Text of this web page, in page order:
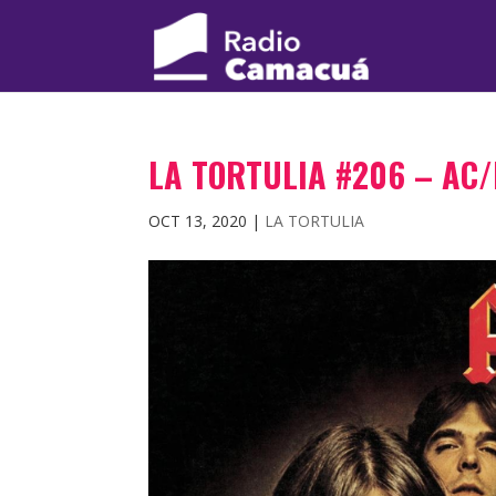
LA TORTULIA #206 –
OCT 13, 2020 | LA TORTULIA